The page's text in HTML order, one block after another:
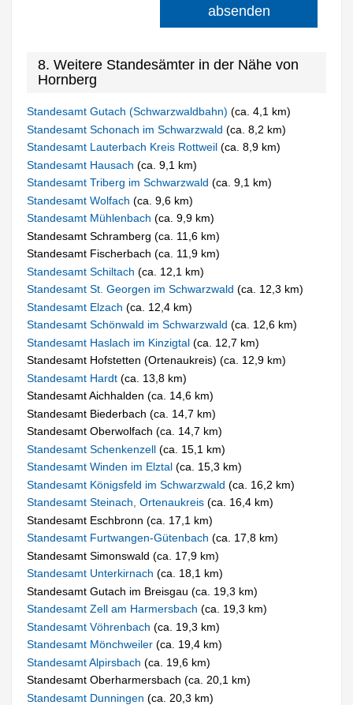
absenden
8. Weitere Standesämter in der Nähe von
Hornberg
Standesamt Gutach (Schwarzwaldbahn)(ca. 4,1 km)
Standesamt Schonach im Schwarzwald(ca. 8,2 km)
Standesamt Lauterbach Kreis Rottweil(ca. 8,9 km)
Standesamt Hausach(ca. 9,1 km)
Standesamt Triberg im Schwarzwald(ca. 9,1 km)
Standesamt Wolfach(ca. 9,6 km)
Standesamt Mühlenbach(ca. 9,9 km)
Standesamt Schramberg (ca. 11,6 km)
Standesamt Fischerbach (ca. 11,9 km)
Standesamt Schiltach(ca. 12,1 km)
Standesamt St. Georgen im Schwarzwald(ca. 12,3 km)
Standesamt Elzach(ca. 12,4 km)
Standesamt Schönwald im Schwarzwald(ca. 12,6 km)
Standesamt Haslach im Kinzigtal(ca. 12,7 km)
Standesamt Hofstetten (Ortenaukreis) (ca. 12,9 km)
Standesamt Hardt(ca. 13,8 km)
Standesamt Aichhalden (ca. 14,6 km)
Standesamt Biederbach (ca. 14,7 km)
Standesamt Oberwolfach (ca. 14,7 km)
Standesamt Schenkenzell(ca. 15,1 km)
Standesamt Winden im Elztal(ca. 15,3 km)
Standesamt Königsfeld im Schwarzwald(ca. 16,2 km)
Standesamt Steinach, Ortenaukreis(ca. 16,4 km)
Standesamt Eschbronn (ca. 17,1 km)
Standesamt Furtwangen-Gütenbach(ca. 17,8 km)
Standesamt Simonswald (ca. 17,9 km)
Standesamt Unterkirnach(ca. 18,1 km)
Standesamt Gutach im Breisgau (ca. 19,3 km)
Standesamt Zell am Harmersbach(ca. 19,3 km)
Standesamt Vöhrenbach(ca. 19,3 km)
Standesamt Mönchweiler(ca. 19,4 km)
Standesamt Alpirsbach(ca. 19,6 km)
Standesamt Oberharmersbach (ca. 20,1 km)
Standesamt Dunningen(ca. 20,3 km)